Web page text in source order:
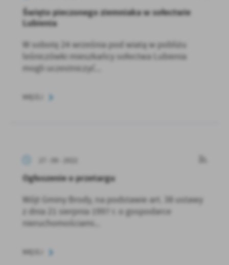
Święto pieczonego ziemniaka w sołectwie
Lubienia
W sobotę 24 września pod wiatą w pobliżu
leśniczówki mieszkańcy sołectwa Lubienia
mogli uczestniczyć...
WIĘCEJ
27 - 09 - 2022
Ogłoszenie o przetargu
Wójt Gminy Brody, na podstawie art. 38 ustawy
z dnia 21 sierpnia 1997 r. o gospodarce
nieruchomościami...
WIĘCEJ